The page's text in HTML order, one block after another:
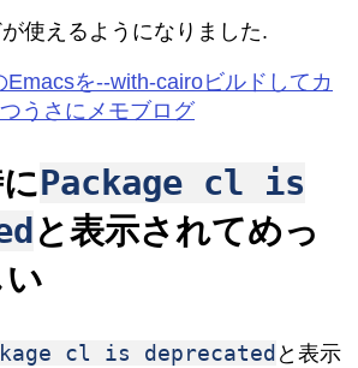
使えるようになりました.
Emacsを--with-cairoビルドしてカ
うさにメモブログ
Package cl is
と表示されてめっ
cl is deprecated と表示